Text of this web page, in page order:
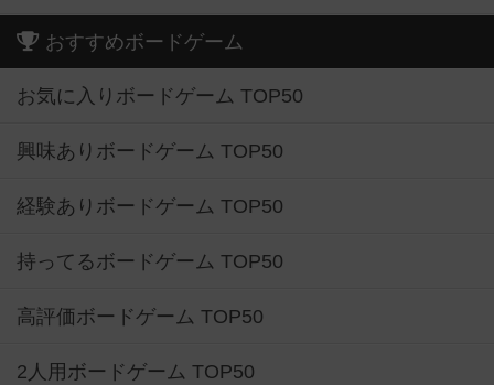
おすすめボードゲーム
お気に入りボードゲーム TOP50
興味ありボードゲーム TOP50
経験ありボードゲーム TOP50
持ってるボードゲーム TOP50
高評価ボードゲーム TOP50
2人用ボードゲーム TOP50